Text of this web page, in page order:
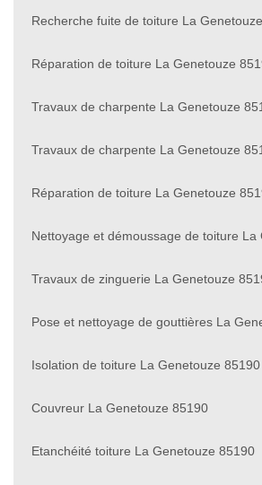
Recherche fuite de toiture La
Réparation de toiture La Genetouze
Travaux de charpente La Genetouze
Travaux de charpente La Genetouze
Réparation de toiture La Genetouze
Nettoyage et démoussage de toiture La
Travaux de zinguerie La Genetouze
Pose et nettoyage de gouttières La
Isolation de toiture La Genetouze 85190
Couvreur La Genetouze 85190
Etanchéité toiture La Genetouze 85190